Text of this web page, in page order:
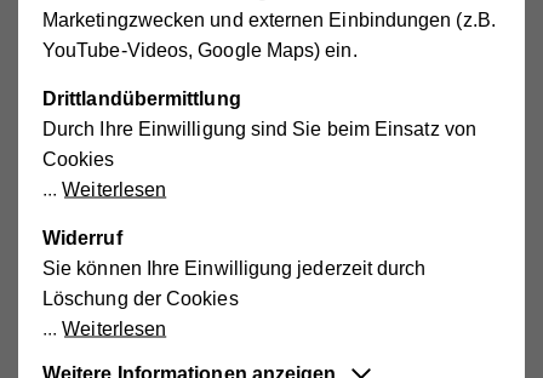
In den Regionalstellen des Hilfswerks sowie seinen
Außenstellen erhalten Sie Unterstützung in sozialen
schnell und kompetent. Nutzen Sie auch das umfassende
Beratungs- und Betreuungsangebot unserer
Einrichtungen! Wir leben Gemeinschaft und Miteinander!
Für Informationen und/oder ein unverbindliches
Beratungsgespräch stehen wir gerne zur Verfügung!
Rufen Sie uns an unter 0662 434702 oder folgen Sie
Marketingzwecken und externen Einbindungen (z.B.
YouTube-Videos, Google Maps) ein.
Drittlandübermittlung
Durch Ihre Einwilligung sind Sie beim Einsatz von
Cookies
Weiterlesen
Widerruf
Sie können Ihre Einwilligung jederzeit durch
Löschung der Cookies
Weiterlesen
Weitere Informationen anzeigen